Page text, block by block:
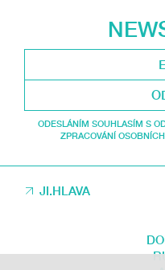
ODESLÁNÍM SOUHLASÍM S
ZPRACOVÁNÍ
JI.HLAVA